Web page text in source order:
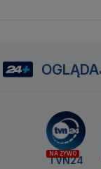
NA ŻYWO
TVN24